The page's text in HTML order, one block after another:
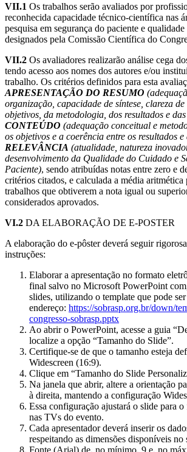
VII.1 Os trabalhos serão avaliados por
reconhecida capacidade técnico-científica nas
pesquisa em segurança do paciente e
designados pela Comissão Científica do
VII.2 Os avaliadores realizarão análise cega
tendo acesso aos nomes dos autores e/ou
trabalho. Os critérios definidos para esta
APRESENTAÇÃO DO RESUMO
organização, capacidade de síntese, clareza
objetivos, da metodologia, dos resultados e
CONTEÚDO (adequação conceitual e
os objetivos e a coerência entre os resultados e
RELEVÂNCIA (atualidade, natureza
desenvolvimento da Qualidade do Cuidado e
Paciente), sendo atribuídas notas entre zero e
critérios citados, e calculada a média
trabalhos que obtiverem a nota igual ou
considerados aprovados.
VI.2 DA ELABORAÇÃO DE E-POSTER
A elaboração do e-pôster deverá seguir
instruções:
Elaborar a apresentação no formato
final salvo no Microsoft PowerPoint
slides, utilizando o template que pode
endereço: https://sobrasp.org.br/down/
congresso-sobrasp.pptx
Ao abrir o PowerPoint, acesse a guia
localize a opção “Tamanho do Slide”.
Certifique-se de que o tamanho esteja
Widescreen (16:9).
Clique em “Tamanho do Slide
Na janela que abrir, altere a orientação
à direita, mantendo a configuração
Essa configuração ajustará o slide para
nas TVs do evento.
Cada apresentador deverá inserir os
respeitando as dimensões disponíveis no
Fonte (Arial) de, no mínimo, 9 e, no